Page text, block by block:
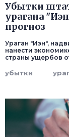
Убытки
урагана
прогноз
Ураган "Иэн",
нанести
страны ущербов
убытки